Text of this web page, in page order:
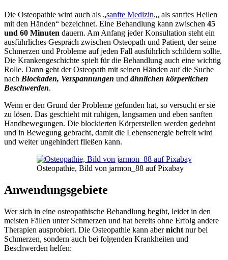
Die Osteopathie wird auch als „sanfte Medizin„, als sanftes Heilen
mit den Händen“ bezeichnet. Eine Behandlung kann zwischen 45
und 60 Minuten dauern. Am Anfang jeder Konsultation steht ein
ausführliches Gespräch zwischen Osteopath und Patient, der seine
Schmerzen und Probleme auf jeden Fall ausführlich schildern sollte.
Die Krankengeschichte spielt für die Behandlung auch eine wichtig
Rolle. Dann geht der Osteopath mit seinen Händen auf die Suche
nach Blockaden, Verspannungen und ähnlichen körperlichen
Beschwerden.
Wenn er den Grund der Probleme gefunden hat, so versucht er sie
zu lösen. Das geschieht mit ruhigen, langsamen und eben sanften
Handbewegungen. Die blockierten Körperstellen werden gedehnt
und in Bewegung gebracht, damit die Lebensenergie befreit wird
und weiter ungehindert fließen kann.
Osteopathie, Bild von jarmon_88 auf Pixabay
Anwendungsgebiete
Wer sich in eine osteopathische Behandlung begibt, leidet in den
meisten Fällen unter Schmerzen und hat bereits ohne Erfolg andere
Therapien ausprobiert. Die Osteopathie kann abernicht nur bei
Schmerzen, sondern auch bei folgenden Krankheiten und
Beschwerden helfen: